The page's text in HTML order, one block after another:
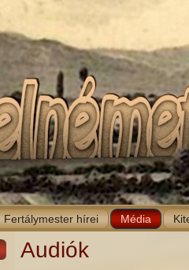
Fertálymester hírei Média
Audiók